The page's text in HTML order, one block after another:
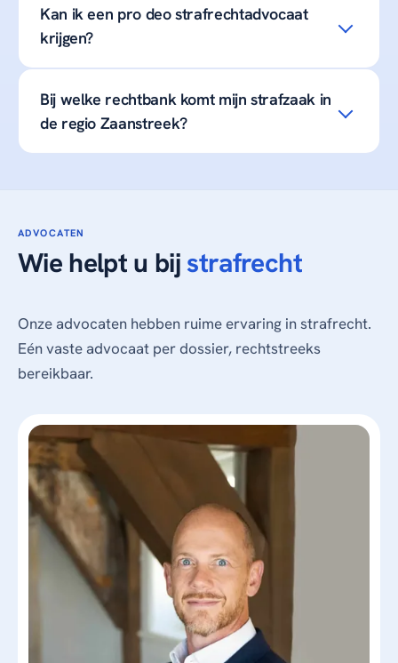
Kan ik een pro deo strafrechtadvocaat
krijgen?
Bij welke rechtbank komt mijn strafzaak in
de regio Zaanstreek?
ADVOCATEN
Wie helpt u bijstrafrecht
Onze advocaten hebben ruime ervaring in strafrecht.
Eén vaste advocaat per dossier, rechtstreeks
bereikbaar.